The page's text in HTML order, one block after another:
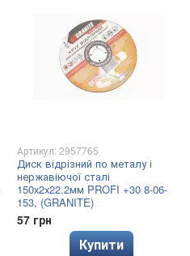
Артикул: 2957765
Диск відрізний по металу і
нержавіючої сталі
150x2x22.2мм PROFI +30 8-06-
153, (GRANITE)
57 грн
Купити